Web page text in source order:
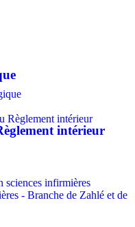
Règlement intérieur
sciences infirmières
- Branche de Zahlé et de
intérieur